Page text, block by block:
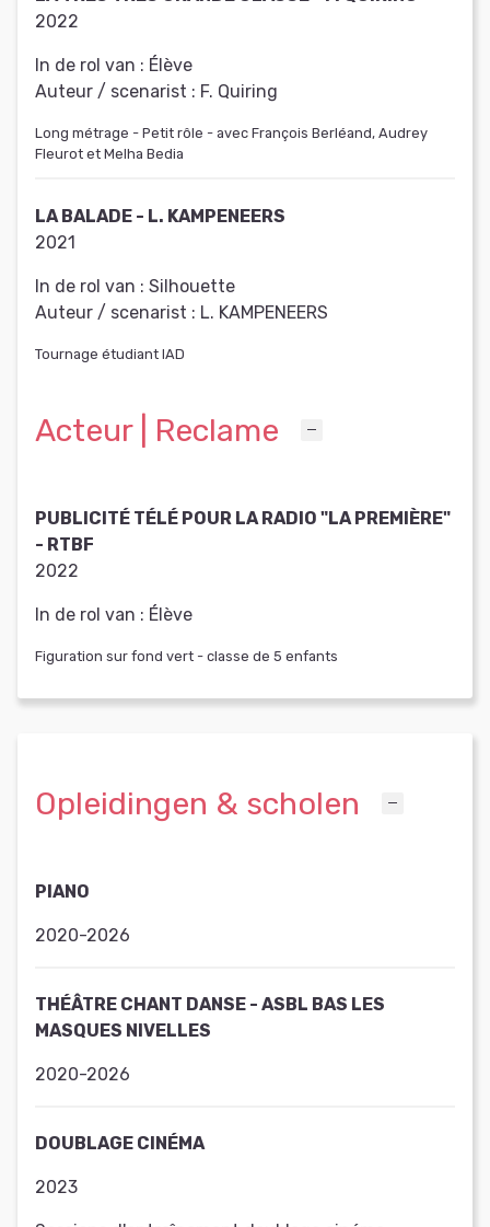
2022
In de rol van : Élève
Auteur / scenarist : F. Quiring
Long métrage - Petit rôle - avec François Berléand, Audrey
Fleurot et Melha Bedia
LA BALADE - L. KAMPENEERS
2021
In de rol van : Silhouette
Auteur / scenarist : L. KAMPENEERS
Tournage étudiant IAD
Acteur | Reclame
PUBLICITÉ TÉLÉ POUR LA RADIO "LA PREMIÈRE"
- RTBF
2022
In de rol van : Élève
Figuration sur fond vert - classe de 5 enfants
Opleidingen & scholen
PIANO
2020-2026
THÉÂTRE CHANT DANSE - ASBL BAS LES
MASQUES NIVELLES
2020-2026
DOUBLAGE CINÉMA
2023